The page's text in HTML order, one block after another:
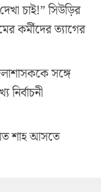
চাই!” সিউড়ির
কর্মীদের ত্যাগের
সঙ্গে
শাহ আসতে